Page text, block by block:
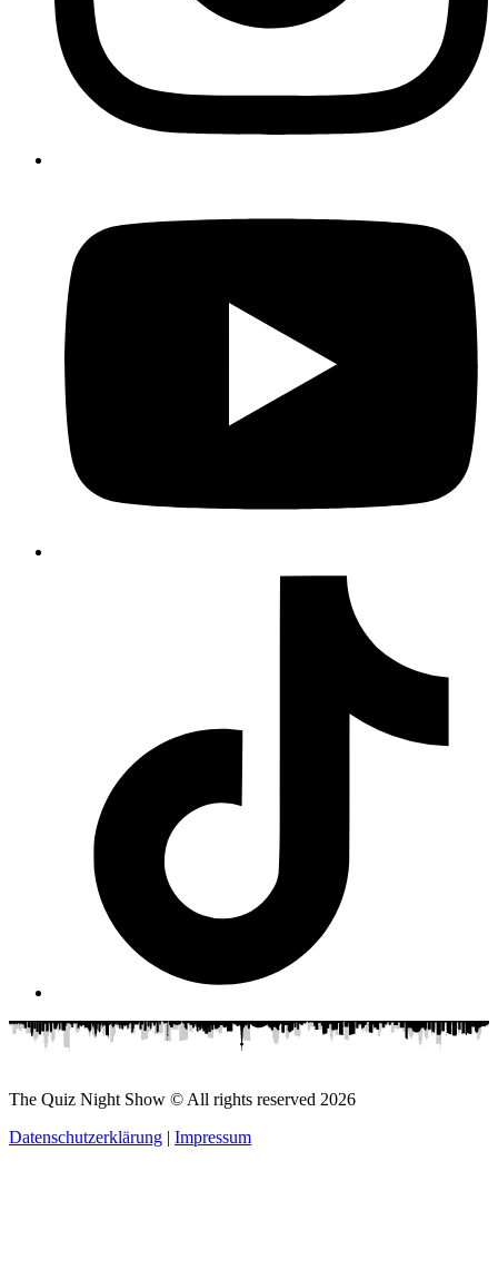
The Quiz Night Show © All rights reserved 2026
Datenschutzerklärung | Impressum